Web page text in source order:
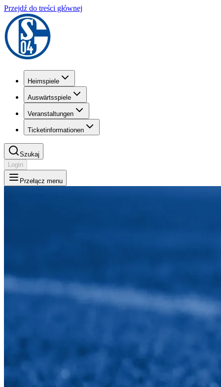
Przejdź do treści głównej
Heimspiele
Auswärtsspiele
Veranstaltungen
Ticketinformationen
Szukaj
Login
Przełącz menu